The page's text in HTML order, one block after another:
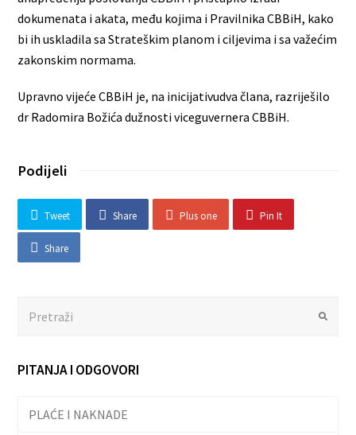
dokumenata i akata, među kojima i Pravilnika CBBiH, kako
bi ih uskladila sa Strateškim planom i ciljevima i sa važećim
zakonskim normama.
Upravno vijeće CBBiH je, na inicijativudva člana, razriješilo
dr Radomira Božića dužnosti viceguvernera CBBiH.
Podijeli
Tweet Share Plus one Pin It
Share
Submit
PITANJA I ODGOVORI
PLAĆE I NAKNADE